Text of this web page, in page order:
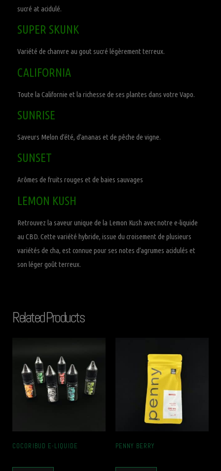
sucré at acidulé.
SUPER SKUNK
Variété de chanvre au gout sucré légèrement terreux.
CALIFORNIA
Toute la Californie et la richesse de ses plantes dans votre Vapo.
SUNRISE
Saveurs Melon d’été, d’ananas et de pêche de vigne.
SUNSET
Arômes de fruits rouges et de baies sauvages
LEMON KUSH
Retrouvez la saveur unique de la Lemon Kush avec notre e-liquide
au CBD. Cette variété hybride, issue du croisement de plusieurs
variétés de cha, est connue pour ses notes d’agrumes acidulés et
son léger goût terreux.
Related Products
COCORIBUD E-LIQUIDE PENNY BERRY